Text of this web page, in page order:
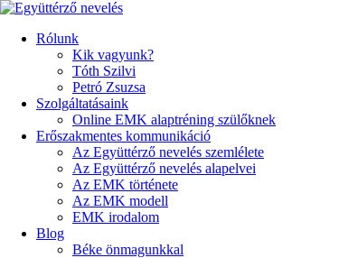
Rólunk
Kik vagyunk?
Tóth Szilvi
Petró Zsuzsa
Szolgáltatásaink
Online EMK alaptréning szülőknek
Erőszakmentes kommunikáció
Az Együttérző nevelés szemlélete
Az Együttérző nevelés alapelvei
Az EMK története
Az EMK modell
EMK irodalom
Blog
Béke önmagunkkal